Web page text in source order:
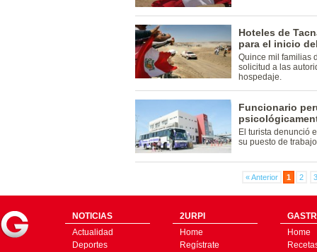
Hoteles de
para el inicio
Quince mil familias
solicitud a las
hospedaje.
Funcionario
El turista denunció
su puesto de
« Anterior 1 2 3
NOTICIAS
Actualidad
Deportes
2URPI
Home
Regístrate
Home